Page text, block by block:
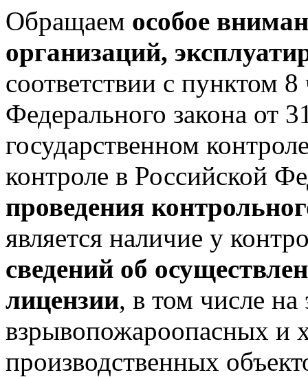
Обращаем особое
организаций,
соответствии с пунктом 8
Федерального закона
государственном
контроле в Российской
проведения
является наличие у
сведений об
лицензии, в том числе
взрывопожароопасных и
производственных